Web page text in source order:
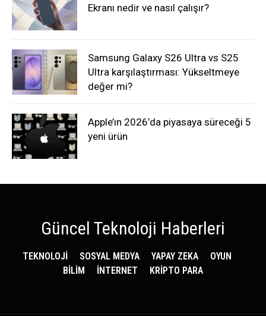
Ekranı nedir ve nasıl çalışır?
Samsung Galaxy S26 Ultra vs S25
Ultra karşılaştırması: Yükseltmeye
değer mi?
Apple’ın 2026’da piyasaya süreceği 5
yeni ürün
Güncel Teknoloji Haberleri
TEKNOLOJİ SOSYAL MEDYA YAPAY ZEKA
OYUN
BİLİM
İNTERNET KRİPTO PARA